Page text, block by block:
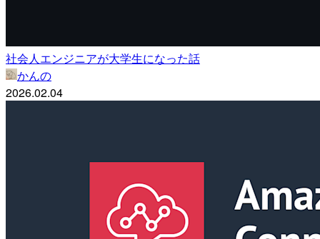
社会人エンジニアが大学生になった話
かんの
2026.02.04